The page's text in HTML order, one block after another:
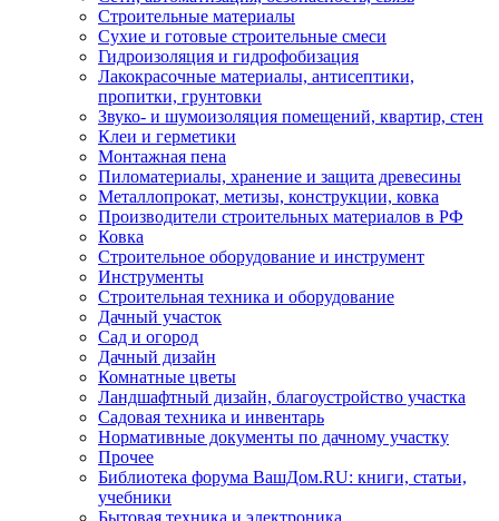
Строительные материалы
Сухие и готовые строительные смеси
Гидроизоляция и гидрофобизация
Лакокрасочные материалы, антисептики,
пропитки, грунтовки
Звуко- и шумоизоляция помещений, квартир, стен
Клеи и герметики
Монтажная пена
Пиломатериалы, хранение и защита древесины
Металлопрокат, метизы, конструкции, ковка
Производители строительных материалов в РФ
Ковка
Строительное оборудование и инструмент
Инструменты
Строительная техника и оборудование
Дачный участок
Сад и огород
Дачный дизайн
Комнатные цветы
Ландшафтный дизайн, благоустройство участка
Садовая техника и инвентарь
Нормативные документы по дачному участку
Прочее
Библиотека форума ВашДом.RU: книги, статьи,
учебники